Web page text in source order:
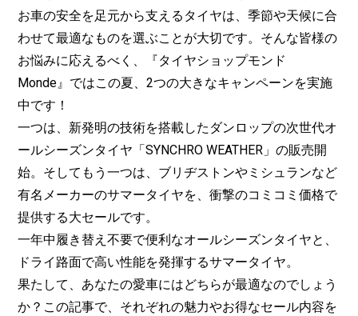
お車の安全を足元から支えるタイヤは、季節や天候に合
わせて最適なものを選ぶことが大切です。そんな皆様の
お悩みに応えるべく、『タイヤショップモンド
Monde』ではこの夏、2つの大きなキャンペーンを実施
中です！
一つは、新発明の技術を搭載したダンロップの次世代オ
ールシーズンタイヤ「SYNCHRO WEATHER」の販売開
始。そしてもう一つは、ブリヂストンやミシュランなど
有名メーカーのサマータイヤを、衝撃のコミコミ価格で
提供する大セールです。
一年中履き替え不要で便利なオールシーズンタイヤと、
ドライ路面で高い性能を発揮するサマータイヤ。
果たして、あなたの愛車にはどちらが最適なのでしょう
か？この記事で、それぞれの魅力やお得なセール内容を